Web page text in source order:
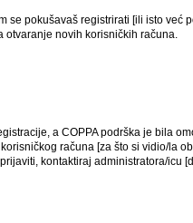
se pokušavaš registrirati [ili isto
otvaranje novih korisničkih računa.
a COPPA podrška je bila
računa [za što si vidio/la
kontaktiraj administratora/icu